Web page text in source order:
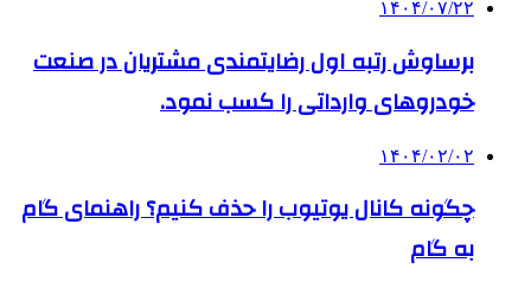
۱۴۰۴/۰۷/۲۲
برساوش رتبه اول رضایتمندی مشتریان در صنعت
خودروهای وارداتی را کسب نمود.
۱۴۰۴/۰۲/۰۲
چگونه کانال یوتیوب را حذف کنیم؟ راهنمای گام
‌به‌ گام